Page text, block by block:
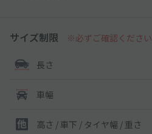
サイズ制限 ※必ずご確認ください
長さ
車幅
高さ / 車下 / タイヤ幅 / 重さ